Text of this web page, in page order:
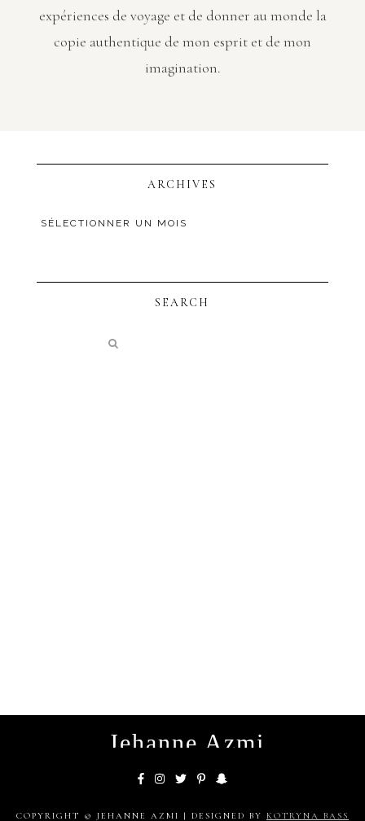
expériences de voyage et de donner au monde la
copie authentique de mon esprit et de mon
imagination.
ARCHIVES
SEARCH
Jehanne Azmi
COPYRIGHT © JEHANNE AZMI | DESIGNED BY KOTRYNA BASS